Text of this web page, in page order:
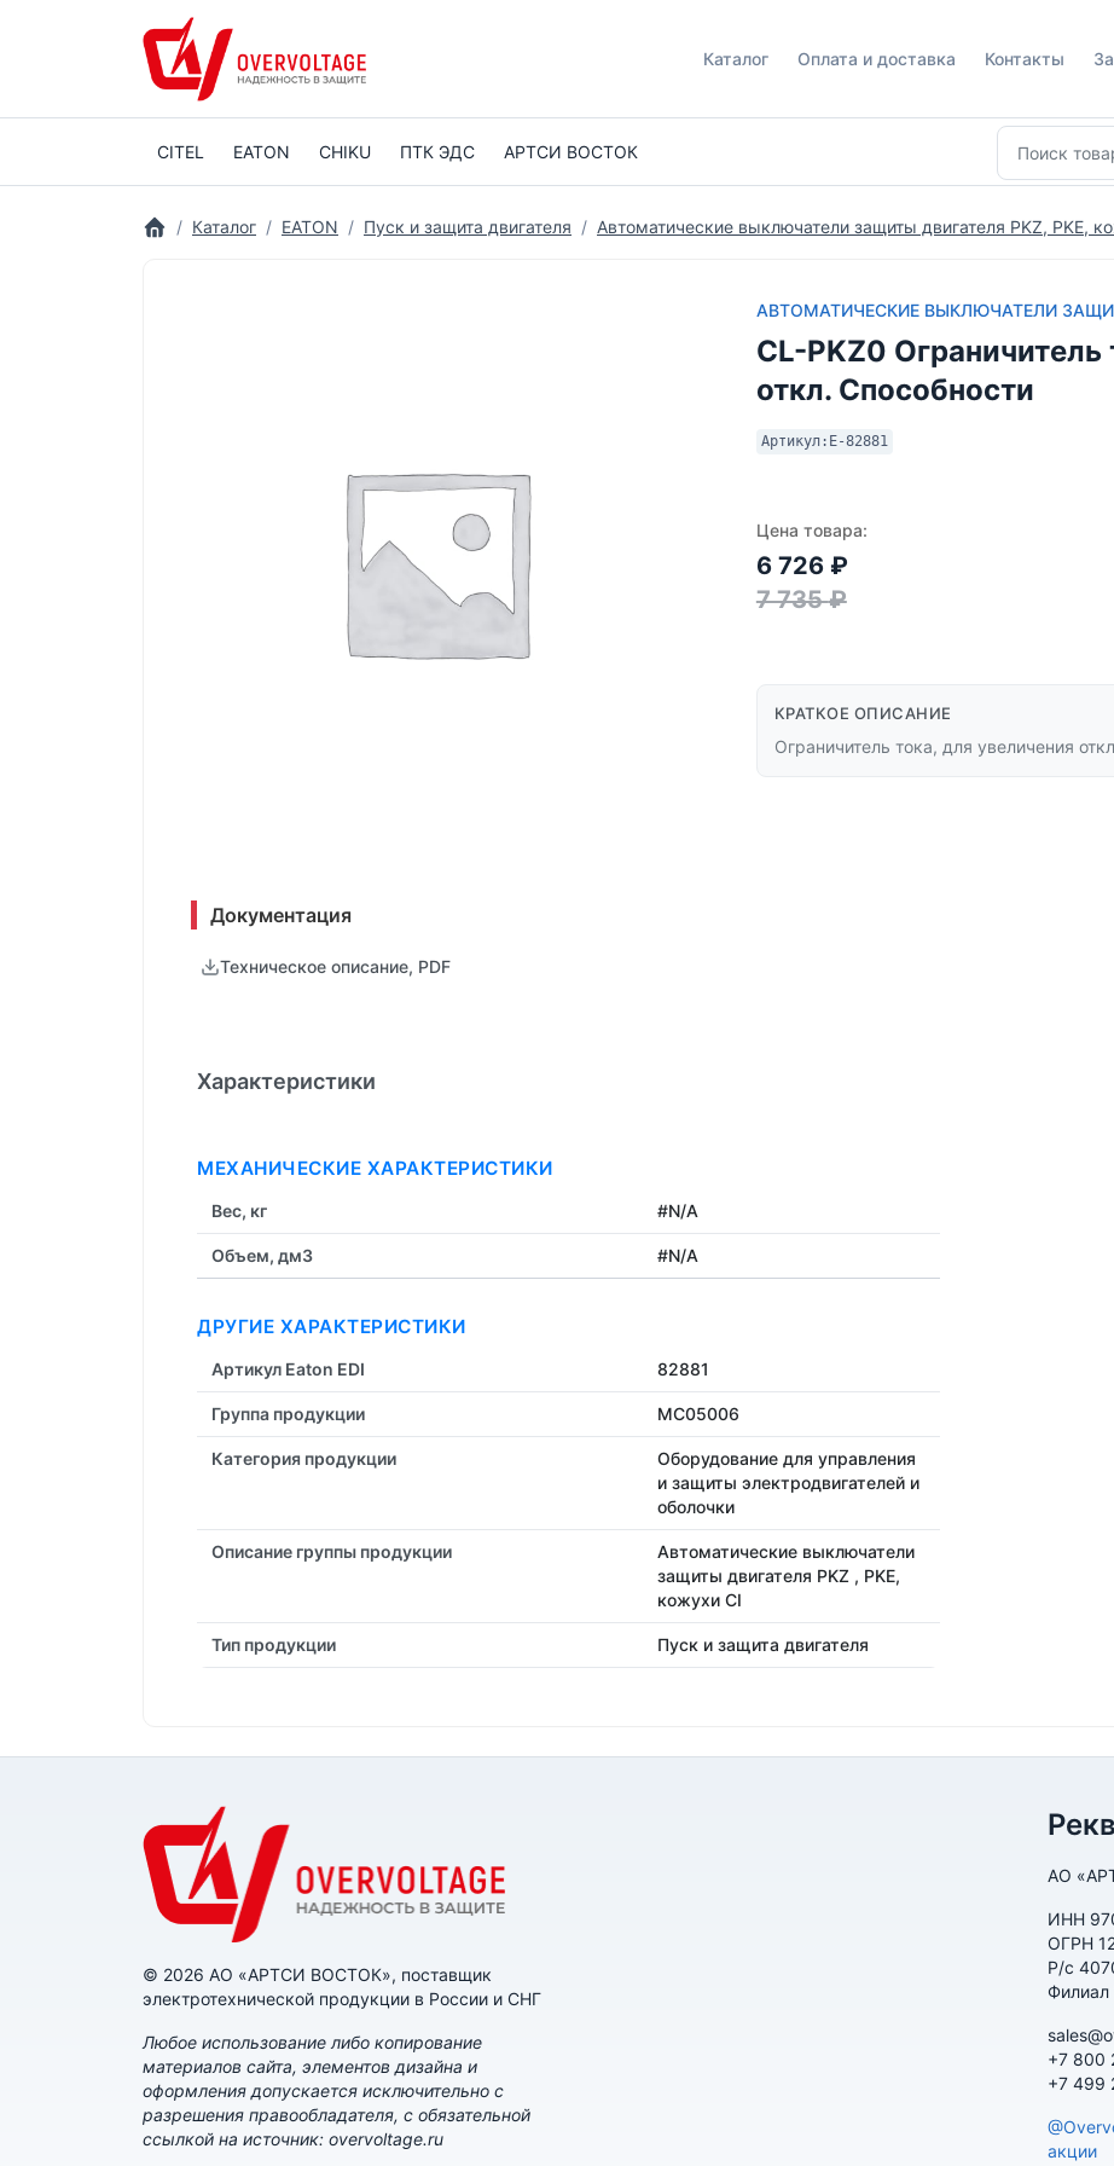
Каталог Оплата и доставка Контакты
CITEL EATON CHIKU ПТК ЭДС АРТСИ ВОСТОК
Каталог EATON Пуск и защита двигателя Автоматические выключатели защиты двигателя PKZ, PKE,
Документация
Техническое описание, PDF
АВТОМАТИЧЕСКИЕ ВЫКЛЮЧАТЕЛИ
CL-PKZ0 Ограничитель
откл. Способности
Артикул: E-82881
Цена товара:
6 726 ₽
7 735₽
КРАТКОЕ ОПИСАНИЕ
Ограничитель тока, для увеличения
Характеристики
МЕХАНИЧЕСКИЕ ХАРАКТЕРИСТИКИ
Вес, кг #N/A
Объем, дм3 #N/A
ДРУГИЕ ХАРАКТЕРИСТИКИ
Артикул Eaton EDI 82881
Группа продукции MC05006
Категория продукции
Оборудование для управления
и защиты электродвигателей и
оболочки
Описание группы продукции
Автоматические выключатели
защиты двигателя PKZ , PKE,
кожухи CI
Тип продукции Пуск и защита двигателя
© 2026 АО «АРТСИ ВОСТОК», поставщик
электротехнической продукции в России и СНГ
Любое использование либо копирование
материалов сайта, элементов дизайна и
оформления допускается исключительно с
разрешения правообладателя, с обязательной
ссылкой на источник: overvoltage.ru
АО
ИНН
ОГРН
Р/с
+7 800
+7 499
акции